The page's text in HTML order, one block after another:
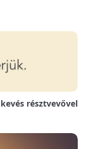
résztvevővel